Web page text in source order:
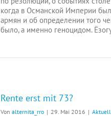
когда в Османской Империи
армян и об определении того
было, а именно геноцидом.
Rente erst mit 73?
Von alternita_rro | 29. Mai 2016 |